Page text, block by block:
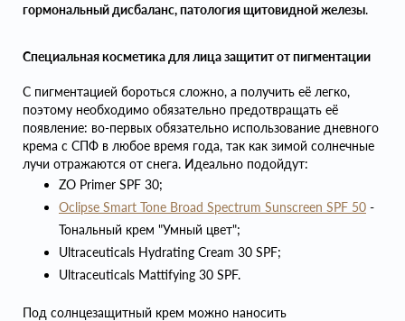
гормональный дисбаланс, патология щитовидной железы.
Специальная косметика для лица защитит от пигментации
С пигментацией бороться сложно, а получить её легко,
поэтому необходимо обязательно предотвращать её
появление: во-первых обязательно использование дневного
крема с СПФ в любое время года, так как зимой солнечные
лучи отражаются от снега. Идеально подойдут:
ZO Primer SPF 30;
Oclipse Smart Tone Broad Spectrum Sunscreen SPF 50 -
Тональный крем "Умный цвет";
Ultraceuticals Hydrating Cream 30 SPF;
Ultraceuticals Mattifying 30 SPF.
Под солнцезащитный крем можно наносить